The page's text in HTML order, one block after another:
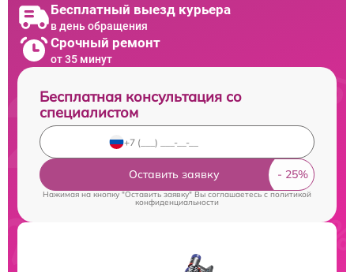
Бесплатный выезд курьера
в день обращения
Срочный ремонт
от 35 минут
Бесплатная консультация со
специалистом
Оставить заявку
Нажимая на кнопку "Оставить заявку" Вы соглашаетесь cполитикой
конфиденциальности